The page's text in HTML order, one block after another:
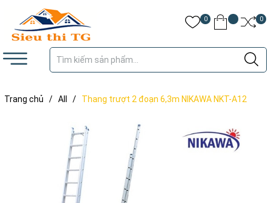
0 0
Trang chủ / All / Thang trượt 2 đoạn 6,3m NIKAWA NKT-A12